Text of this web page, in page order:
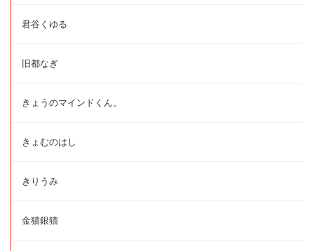
君谷くゆる
旧都なぎ
きょうのマインドくん。
きょむのはし
きりうみ
金猫銀猫